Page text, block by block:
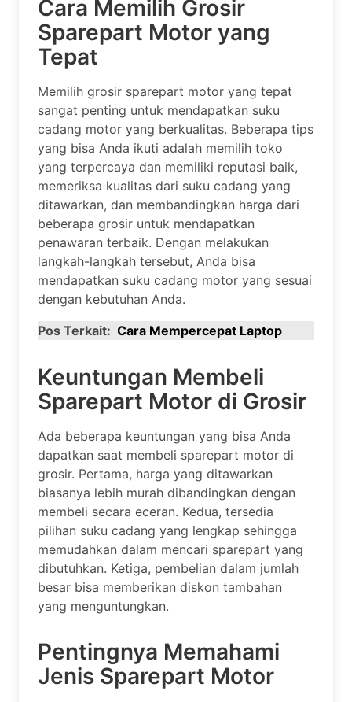
Cara Memilih Grosir
Sparepart Motor yang
Tepat
Memilih grosir sparepart motor yang tepat
sangat penting untuk mendapatkan suku
cadang motor yang berkualitas. Beberapa tips
yang bisa Anda ikuti adalah memilih toko
yang terpercaya dan memiliki reputasi baik,
memeriksa kualitas dari suku cadang yang
ditawarkan, dan membandingkan harga dari
beberapa grosir untuk mendapatkan
penawaran terbaik. Dengan melakukan
langkah-langkah tersebut, Anda bisa
mendapatkan suku cadang motor yang sesuai
dengan kebutuhan Anda.
Pos Terkait: Cara Mempercepat Laptop
Keuntungan Membeli
Sparepart Motor di Grosir
Ada beberapa keuntungan yang bisa Anda
dapatkan saat membeli sparepart motor di
grosir. Pertama, harga yang ditawarkan
biasanya lebih murah dibandingkan dengan
membeli secara eceran. Kedua, tersedia
pilihan suku cadang yang lengkap sehingga
memudahkan dalam mencari sparepart yang
dibutuhkan. Ketiga, pembelian dalam jumlah
besar bisa memberikan diskon tambahan
yang menguntungkan.
Pentingnya Memahami
Jenis Sparepart Motor